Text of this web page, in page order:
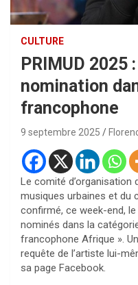
CULTURE
PRIMUD
nomination
francophone
9 septembre 2025
Le comité d’organisation
musiques urbaines et du
confirmé, ce week-end,
nominés dans la
francophone Afrique ».
requête de l’artiste lui-
sa page Facebook.